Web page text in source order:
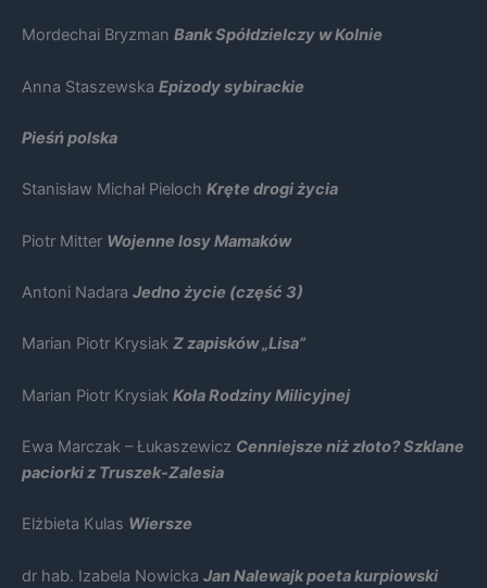
Mordechai Bryzman Bank Spółdzielczy w Kolnie
Anna Staszewska Epizody sybirackie
Pieśń polska
Stanisław Michał Pieloch Kręte drogi życia
Piotr Mitter Wojenne losy Mamaków
Antoni Nadara Jedno życie (część 3)
Marian Piotr Krysiak Z zapisków „Lisa”
Marian Piotr Krysiak Koła Rodziny Milicyjnej
Ewa Marczak – Łukaszewicz Cenniejsze niż złoto? Szklane
paciorki z Truszek-Zalesia
Elżbieta Kulas Wiersze
dr hab. Izabela Nowicka Jan Nalewajk poeta kurpiowski
Doświadczenie
strona
internetowa
przejścia na nią.
te pliki cookie,
internetowej.
Udostępniając
swoje
zachowania
treści i ofert.